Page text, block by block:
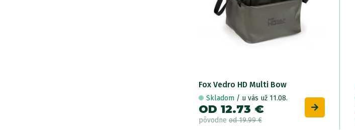
Fox Vedro HD Multi Bow
Skladom / u vás už 11.08.
OD 12.73 €
pôvodne od 19.99 €